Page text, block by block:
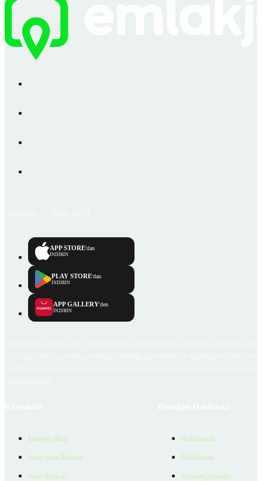
APP STORE'dan
İNDİRİN
PLAY STORE'dan
İNDİRİN
APP GALLERY'den
İNDİRİN
Emlakjet Blog
Satın Alma Rehberi
Satıcı Rehberi
Hakkımızda
Ödüllerimiz
Reklam Çözümleri